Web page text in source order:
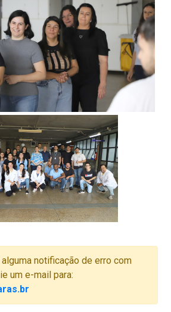
notificação de erro com
um e-mail para: